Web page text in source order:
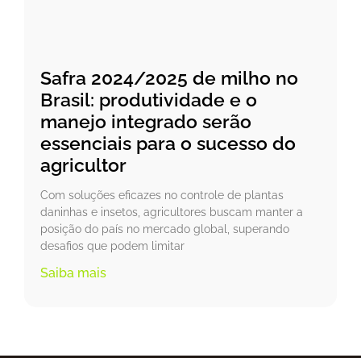
Safra 2024/2025 de milho no
Brasil: produtividade e o
manejo integrado serão
essenciais para o sucesso do
agricultor
Com soluções eficazes no controle de plantas
daninhas e insetos, agricultores buscam manter a
posição do país no mercado global, superando
desafios que podem limitar
Saiba mais